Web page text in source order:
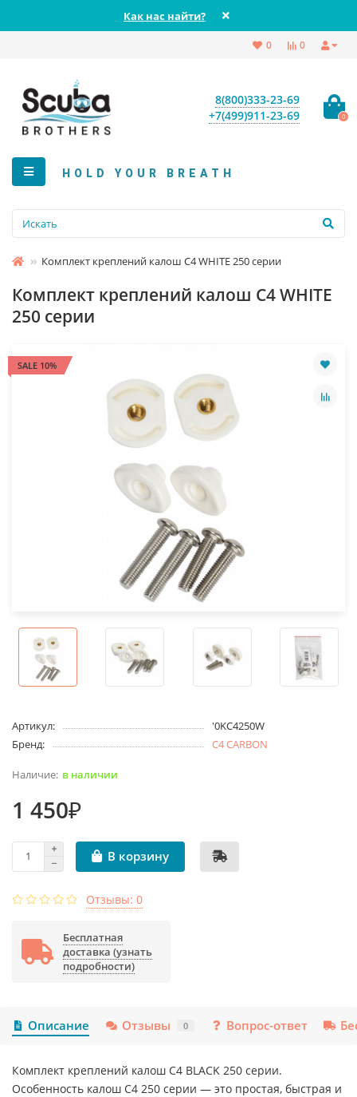
Как нас найти?
0
0
8(800)333-23-69
+7(499)911-23-69
0
HOLD YOUR BREATH
Комплект креплений калош C4 WHITE 250 серии
Комплект креплений калош C4 WHITE
250 серии
SALE 10%
Артикул:
'0KC4250W
Бренд:
C4 CARBON
в наличии
1 450₽
В корзину
Отзывы: 0
Бесплатная
доставка (узнать
подробности)
Описание Отзывы 0 Вопрос-ответ
Комплект креплений калош C4 BLACK 250 серии.
Особенность калош C4 250 серии — это простая, быстрая и